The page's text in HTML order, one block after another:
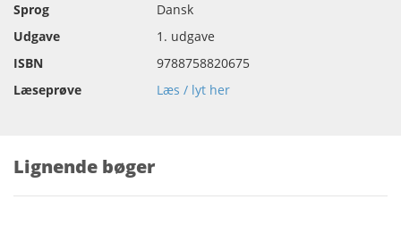
Sprog
Dansk
Udgave
1. udgave
ISBN
9788758820675
Læseprøve
Læs / lyt her
Lignende bøger